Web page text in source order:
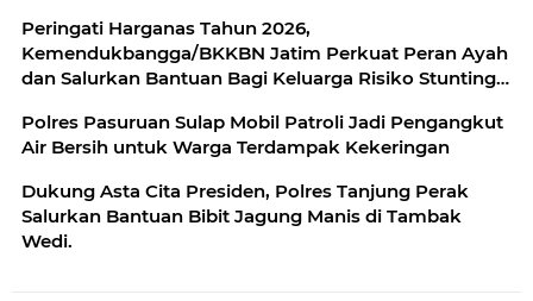
Peringati Harganas Tahun 2026,
Kemendukbangga/BKKBN Jatim Perkuat Peran Ayah
dan Salurkan Bantuan Bagi Keluarga Risiko Stunting
Polres Pasuruan Sulap Mobil Patroli Jadi Pengangkut
Air Bersih untuk Warga Terdampak Kekeringan
Dukung Asta Cita Presiden, Polres Tanjung Perak
Salurkan Bantuan Bibit Jagung Manis di Tambak
Wedi.